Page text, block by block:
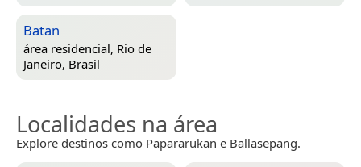
Batan
área residencial, Rio de
Janeiro, Brasil
Localidades na área
Explore destinos como Papararukan e Ballasepang.